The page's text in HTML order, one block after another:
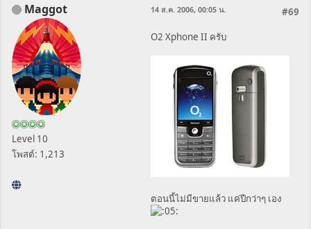
Maggot
Level 10
โพสต์: 1,213
#69
14 ส.ค. 2006, 00:05 น.
O2 Xphone II ครับ
ตอนนี้ไม่มีขายแล้ว แค่ปีกว่าๆ เอง